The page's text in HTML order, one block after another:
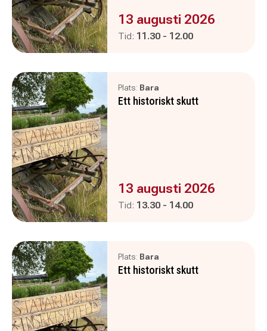
Evenemanget är :
13 augusti 2026
Tid: Pågår mellan
11.30 - och
12.00
Plats: Bara
Ett historiskt skutt
Evenemanget är :
13 augusti 2026
Tid: Pågår mellan
13.30 - och
14.00
Plats: Bara
Ett historiskt skutt